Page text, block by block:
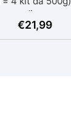
di errore,
lucida:
in ogni
€21,99